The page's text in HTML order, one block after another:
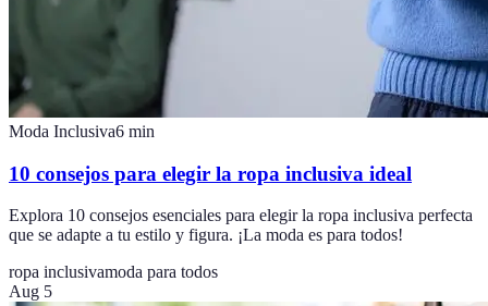
Moda Inclusiva6 min
10 consejos para elegir la ropa inclusiva ideal
Explora 10 consejos esenciales para elegir la ropa inclusiva perfecta
que se adapte a tu estilo y figura. ¡La moda es para todos!
ropa inclusivamoda para todos
Aug 5